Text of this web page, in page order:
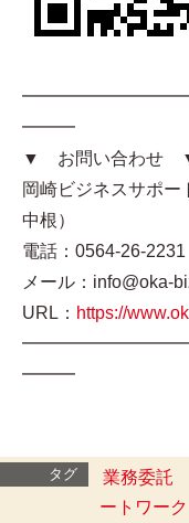
━━━
▼ お問い合わ
岡崎ビジネスサポー
中根）
電話：0564-26-
メール：info@oka-
URL： https://
━━━
タグ 業務委託
ートワーク